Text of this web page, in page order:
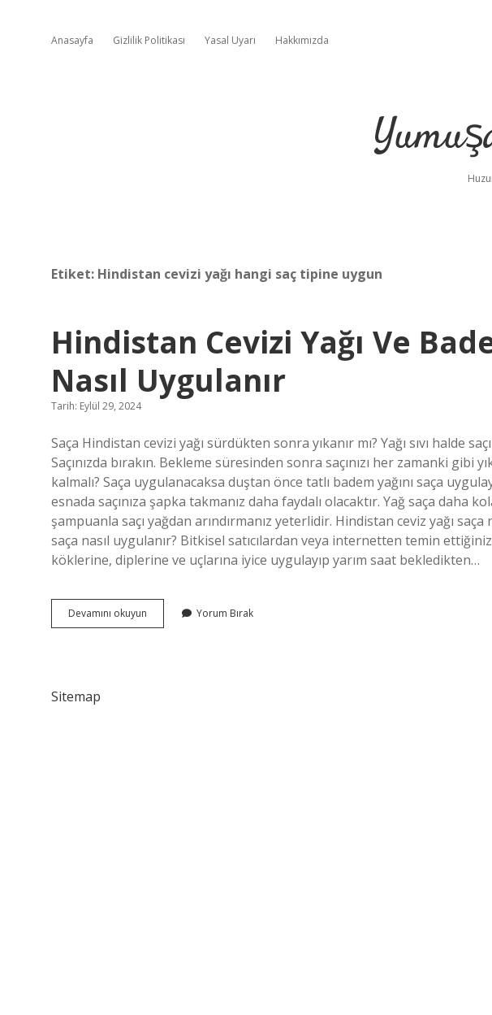
Anasayfa Gizlilik Politikası Yasal Uyarı Hakkımızda
Etiket: Hindistan cevizi yağı hangi saç tipine uygun
Hindistan Cevizi Yağı Ve
Nasıl Uygulanır
Tarih: Eylül 29, 2024
Saça Hindistan cevizi yağı sürdükten sonra yıkanır mı? Yağı sıvı halde
Saçınızda bırakın. Bekleme süresinden sonra saçınızı her zamanki gibi
kalmalı? Saça uygulanacaksa duştan önce tatlı badem yağını saça
esnada saçınıza şapka takmanız daha faydalı olacaktır. Yağ saça daha
şampuanla saçı yağdan arındırmanız yeterlidir. Hindistan ceviz yağı saça
saça nasıl uygulanır? Bitkisel satıcılardan veya internetten temin ettiğiniz
köklerine, diplerine ve uçlarına iyice uygulayıp yarım saat bekledikten…
Devamını okuyun Hindistan
Cevizi
Yorum Bırak
Sitemap